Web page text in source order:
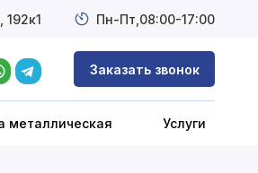
Заказать звонок
металлическая Услуги
Пн-Пт, 08:00-17:00